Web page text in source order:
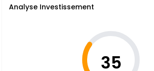
Analyse Investissement
35